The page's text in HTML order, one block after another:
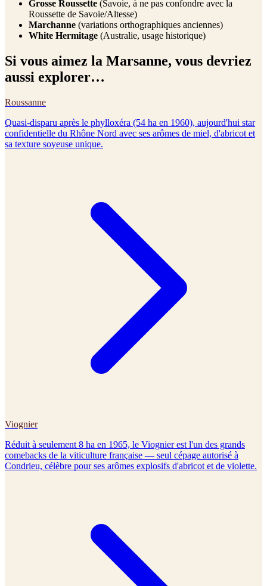
Grosse Roussette (Savoie, à ne pas confondre avec la
Roussette de Savoie/Altesse)
Marchanne (variations orthographiques anciennes)
White Hermitage (Australie, usage historique)
Si vous aimez la Marsanne, vous devriez
aussi explorer…
Roussanne
Quasi-disparu après le phylloxéra (54 ha en 1960), aujourd'hui star
confidentielle du Rhône Nord avec ses arômes de miel, d'abricot et
sa texture soyeuse unique.
Viognier
Réduit à seulement 8 ha en 1965, le Viognier est l'un des grands
comebacks de la viticulture française — seul cépage autorisé à
Condrieu, célèbre pour ses arômes explosifs d'abricot et de violette.